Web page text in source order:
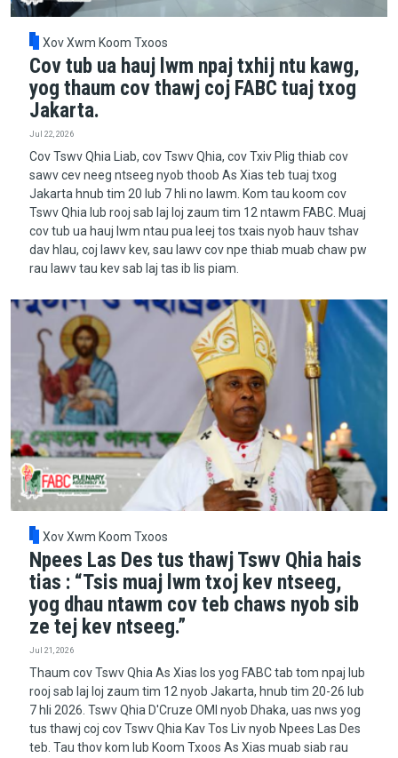
Xov Xwm Koom Txoos
Cov tub ua hauj lwm npaj txhij ntu kawg,
yog thaum cov thawj coj FABC tuaj txog
Jakarta.
Jul 22, 2026
Cov Tswv Qhia Liab, cov Tswv Qhia, cov Txiv Plig thiab cov
sawv cev neeg ntseeg nyob thoob As Xias teb tuaj txog
Jakarta hnub tim 20 lub 7 hli no lawm. Kom tau koom cov
Tswv Qhia lub rooj sab laj loj zaum tim 12 ntawm FABC. Muaj
cov tub ua hauj lwm ntau pua leej tos txais nyob hauv tshav
dav hlau, coj lawv kev, sau lawv cov npe thiab muab chaw pw
rau lawv tau kev sab laj tas ib lis piam.
Xov Xwm Koom Txoos
Npees Las Des tus thawj Tswv Qhia hais
tias : “Tsis muaj lwm txoj kev ntseeg,
yog dhau ntawm cov teb chaws nyob sib
ze tej kev ntseeg.”
Jul 21, 2026
Thaum cov Tswv Qhia As Xias los yog FABC tab tom npaj lub
rooj sab laj loj zaum tim 12 nyob Jakarta, hnub tim 20-26 lub
7 hli 2026. Tswv Qhia D'Cruze OMI nyob Dhaka, uas nws yog
tus thawj coj cov Tswv Qhia Kav Tos Liv nyob Npees Las Des
teb. Tau thov kom lub Koom Txoos As Xias muab siab rau